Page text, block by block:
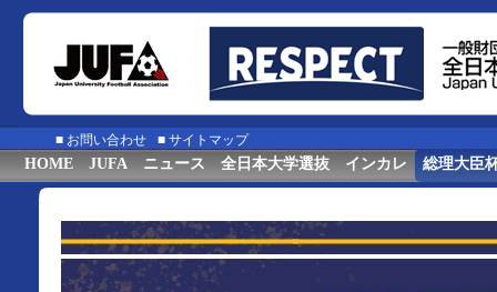
■ お問い合わせ ■ サイトマップ
HOME JUFA ニュース 全日本大学選抜 インカレ 総理大臣